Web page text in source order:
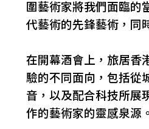
圍藝術家將我們面臨的
代藝術的先鋒藝術，同
在開幕酒會上，旅居香
驗的不同面向，包括從
音，以及配合科技所展
作的藝術家的靈感泉源。